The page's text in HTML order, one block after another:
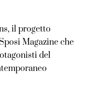
il progetto
Magazine che
del